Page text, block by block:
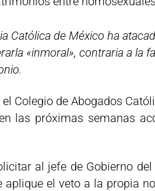
Católica de México ha
«inmoral», contraria a la
el Colegio de Abogados
las próximas semanas
al jefe de Gobierno
aplique el veto a la propia